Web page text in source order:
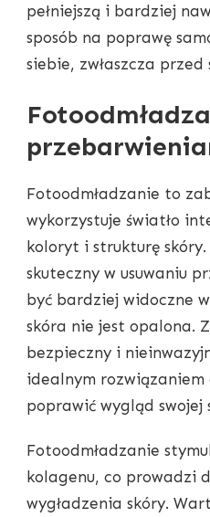
pełniejszą i bardziej
sposób na poprawę
siebie, zwłaszcza
Fotoodmładzanie to
wykorzystuje światło
koloryt i strukturę skóry.
skuteczny w usuwaniu
być bardziej widoczne
skóra nie jest opalona.
bezpieczny i
idealnym
poprawić wygląd swojej
Fotoodmładzanie
kolagenu, co prowadzi
wygładzenia skóry.